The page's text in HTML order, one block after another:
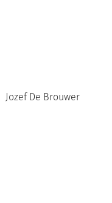
Jozef De Brouwer